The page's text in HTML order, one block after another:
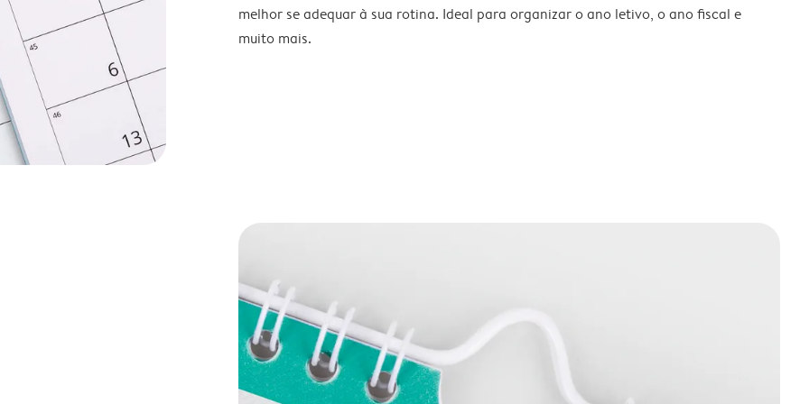
melhor se adequar à sua rotina. Ideal para organizar o ano letivo, o ano fiscal e
muito mais.